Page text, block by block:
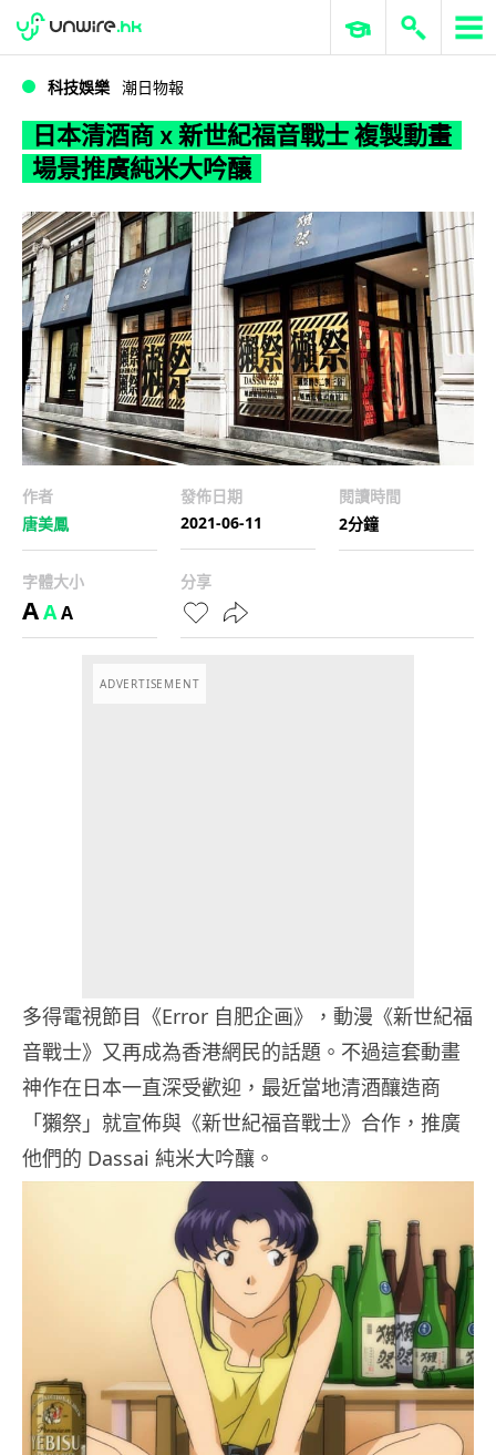
WWDC 2026 ERP 與商業 AI
科技娛樂 潮日物報
日本清酒商 x 新世紀福音戰士 複製動畫
場景推廣純米大吟釀
作者
唐美鳳
發佈日期
2021-06-11
閱讀時間
2分鐘
字體大小
AAA
分享
ADVERTISEMENT
多得電視節目《Error 自肥企画》，動漫《新世紀福
音戰士》又再成為香港網民的話題。不過這套動畫
神作在日本一直深受歡迎，最近當地清酒釀造商
「獺祭」就宣佈與《新世紀福音戰士》合作，推廣
他們的 Dassai 純米大吟釀。